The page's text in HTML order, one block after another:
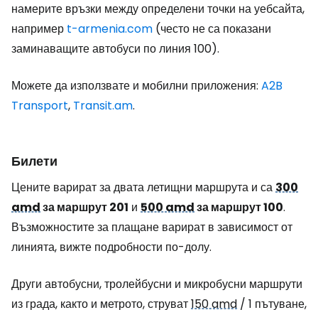
намерите връзки между определени точки на уебсайта,
например t-armenia.com (често не са показани
заминаващите автобуси по линия 100).
Можете да използвате и мобилни приложения: A2B
Transport, Transit.am.
Билети
Цените варират за двата летищни маршрута и са300
amdза маршрут 201 и 500 amdза маршрут 100.
Възможностите за плащане варират в зависимост от
линията, вижте подробности по-долу.
Други автобусни, тролейбусни и микробусни маршрути
из града, както и метрото, струват150 amd / 1 пътуване,